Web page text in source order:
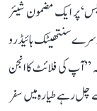
پر ایک مضمون شیئر
سنتھیٹک ہائیڈرو
کی فلائٹ کا انجن
چل رہے طیارہ میں سفر